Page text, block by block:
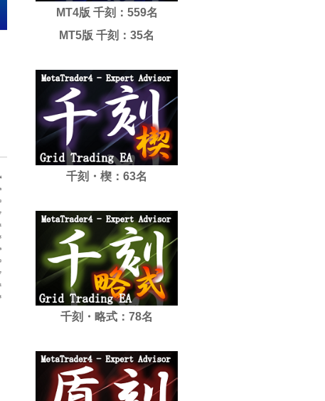
MT4版 千刻：559名
MT5版 千刻：35名
千刻・楔：63名
千刻・略式：78名